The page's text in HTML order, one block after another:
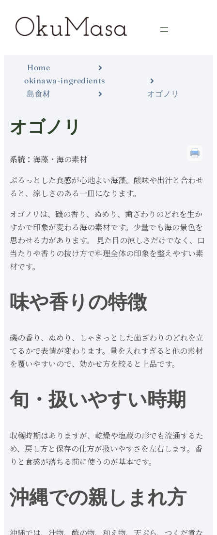
Home
okinawa-ingredients
島食材
オゴノリ
オゴノリ
系統： 海藻・海の素材
ぷるっとした食感が心地よい海藻。酸味や出汁と合わせ
ると、涼しさのある一皿になります。
オゴノリは、磯の香り、ぬめり、歯ざわりのどれを生か
すかで印象が変わる海の素材です。少量でも海の景色を
思わせる力があります。 見た目の涼しさだけでなく、口
当たりや香りの抜け方で料理全体の印象を整えやすい素
材です。
味や香りの特徴
磯の香り、ぬめり、しゃきっとした歯ざわりのどれを立
てるかで表情が変わります。量を入れすぎると他の素材
を覆いやすいので、効かせ方を絞ると上品です。
旬・扱いやすい時期
収穫時期はありますが、乾燥や塩蔵の形でも流通するた
め、戻し方と保存の仕方が扱いやすさを左右します。香
りと食感が落ちる前に使うのが基本です。
沖縄での親しまれ方